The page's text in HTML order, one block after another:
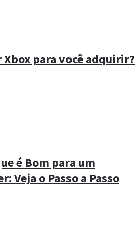
Xbox para você adquirir?
é Bom para um
Veja o Passo a Passo